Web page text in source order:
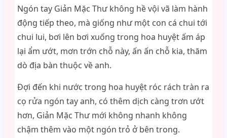
Ngón tay Giản Mặc Thư không hề vội vã làm hành
động tiếp theo, mà giống như một con cá chui tới
chui lui, bơi lên bơi xuống trong hoa huyệt ấm áp
lại ẩm ướt, mơn trớn chỗ này, ấn ấn chỗ kia, thăm
dò địa bàn thuộc về anh.
Đợi đến khi nước trong hoa huyệt róc rách tràn ra
cọ rửa ngón tay anh, có thêm dịch càng trơn ướt
hơn, Giản Mặc Thư mới không nhanh không
chậm thêm vào một ngón trỏ ở bên trong.